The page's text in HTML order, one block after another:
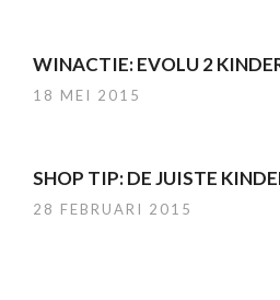
WINACTIE: EVOLU 2
18 MEI 2015
SHOP TIP: DE JUISTE
28 FEBRUARI 2015